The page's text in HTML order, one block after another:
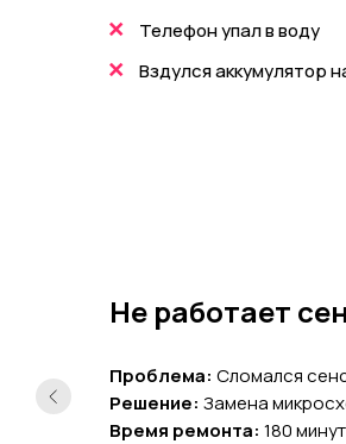
+Телефон упал в воду
+Вздулся аккумулятор
Не работает
Проблема: Сломался
Решение: Замена
Время ремонта: 180 минут